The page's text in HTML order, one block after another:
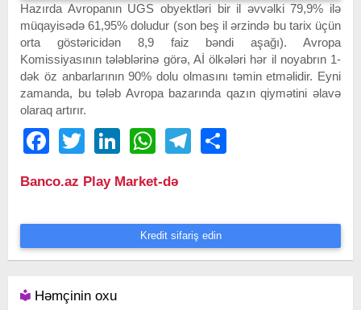
Hazırda Avropanın UGS obyektləri bir il əvvəlki 79,9% ilə
müqayisədə 61,95% doludur (son beş il ərzində bu tarix üçün
orta göstəricidən 8,9 faiz bəndi aşağı). Avropa
Komissiyasının tələblərinə görə, Aİ ölkələri hər il noyabrın 1-
dək öz anbarlarının 90% dolu olmasını təmin etməlidir. Eyni
zamanda, bu tələb Avropa bazarında qazın qiymətini əlavə
olaraq artırır.
FacebookTwitter LinkedIn WhatsAppTelegram
Banco.az Play Market-də
Kredit sifariş edin
Həmçinin oxu